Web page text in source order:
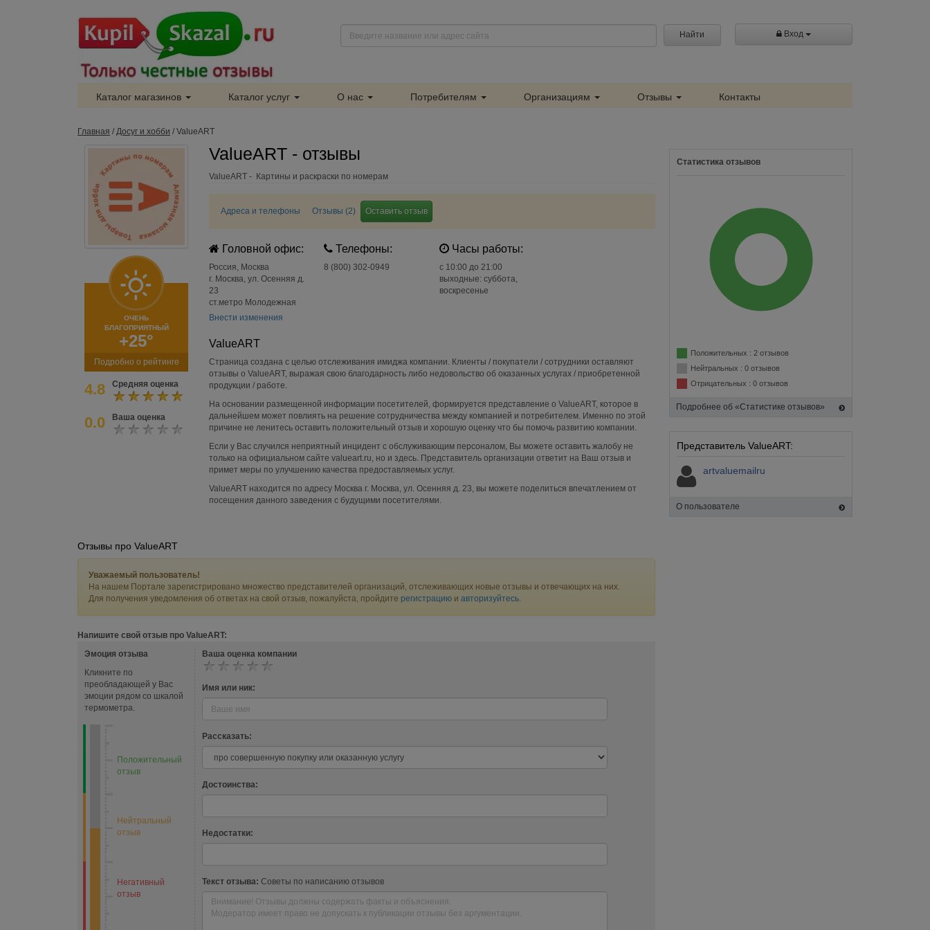
Найти Вход
Каталог магазинов Каталог услуг О нас Потребителям Организациям Отзывы Контакты
Главная / Досуг и хобби / ValueART
ОЧЕНЬ
БЛАГОПРИЯТНЫЙ
+25°
Подробно о рейтинге
4.8 Средняя оценка
0.0 Ваша оценка
ValueART - отзывы
ValueART - Картины и раскраски по номерам
Адреса и телефоны Отзывы (2) Оставить отзыв
Головной офис:
Россия, Москва
г. Москва, ул. Осенняя д.
23
ст.метро Молодежная
Внести изменения
Телефоны:
8 (800) 302-0949
Часы работы:
c 10:00 до 21:00
выходные: суббота,
воскресенье
ValueART
Страница создана с целью отслеживания имиджа компании. Клиенты / покупатели / сотрудники оставляют
отзывы о ValueART, выражая свою благодарность либо недовольство об оказанных услугах / приобретенной
продукции / работе.
На основании размещенной информации посетителей, формируется представление о ValueART, которое в
дальнейшем может повлиять на решение сотрудничества между компанией и потребителем. Именно по этой
причине не ленитесь оставить положительный отзыв и хорошую оценку что бы помочь развитию компании.
Если у Вас случился неприятный инцидент с обслуживающим персоналом, Вы можете оставить жалобу не
только на официальном сайте valueart.ru, но и здесь. Представитель организации ответит на Ваш отзыв и
примет меры по улучшению качества предоставляемых услуг.
ValueART находится по адресу Москва г. Москва, ул. Осенняя д. 23, вы можете поделиться впечатлением от
посещения данного заведения с будущими посетителями.
Статистика отзывов
Положительных : 2 отзывов
Нейтральных : 0 отзывов
Отрицательных : 0 отзывов
Подробнее об «Статистике отзывов»
Представитель ValueART:
artvaluemailru
О пользователе
Отзывы про ValueART
Уважаемый пользователь!
На нашем Портале зарегистрировано множество представителей организаций, отслеживающих новые отзывы и отвечающих на них.
Для получения уведомления об ответах на свой отзыв, пожалуйста, пройдите регистрацию и авторизуйтесь.
Напишите свой отзыв про ValueART:
Эмоция отзыва
Кликните по
преобладающей у Вас
эмоции рядом со шкалой
термометра.
Положительный
отзыв
Нейтральный
отзыв
Негативный
отзыв
Ваша оценка компании
Имя или ник:
Рассказать:
Достоинства:
Недостатки:
Текст отзыва: Советы по написанию отзывов